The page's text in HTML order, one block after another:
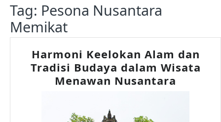
Tag: Pesona Nusantara
Memikat
Harmoni Keelokan Alam dan
Tradisi Budaya dalam Wisata
Menawan Nusantara